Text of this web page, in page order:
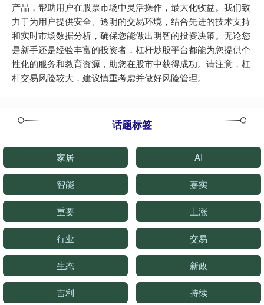
产品，帮助用户在股票市场中灵活操作，最大化收益。我们致
力于为用户提供安全、透明的交易环境，结合先进的技术支持
和实时市场数据分析，确保您能做出明智的投资决策。无论您
是新手还是经验丰富的投资者，杠杆炒股平台都能为您提供个
性化的服务和教育资源，助您在股市中获得成功。请注意，杠
杆交易风险较大，建议慎重考虑并做好风险管理。
话题标签
家居 AI
智能 嘉实
重要 上涨
行业 交易
生态 新政
吉利 持续